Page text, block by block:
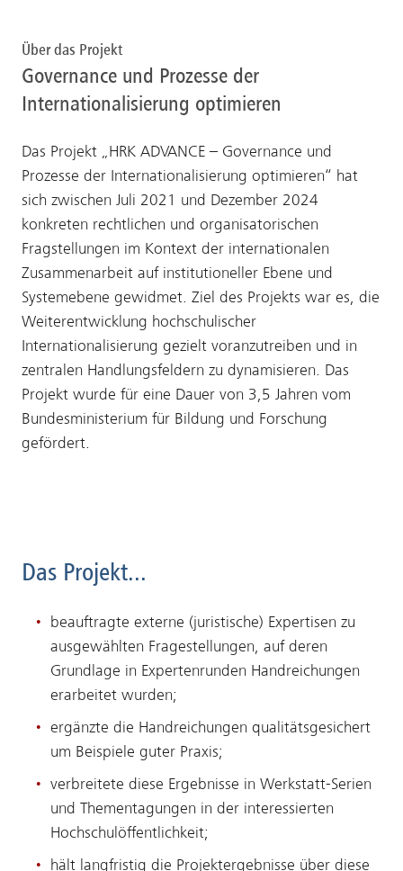
Über das Projekt
Governance und Prozesse der
Internationalisierung optimieren
Das Projekt „HRK ADVANCE – Governance und
Prozesse der Internationalisierung optimieren“ hat
sich zwischen Juli 2021 und Dezember 2024
konkreten rechtlichen und organisatorischen
Fragstellungen im Kontext der internationalen
Zusammenarbeit auf institutioneller Ebene und
Systemebene gewidmet. Ziel des Projekts war es, die
Weiterentwicklung hochschulischer
Internationalisierung gezielt voranzutreiben und in
zentralen Handlungsfeldern zu dynamisieren. Das
Projekt wurde für eine Dauer von 3,5 Jahren vom
Bundesministerium für Bildung und Forschung
gefördert.
Das Projekt...
beauftragte externe (juristische) Expertisen zu
ausgewählten Fragestellungen, auf deren
Grundlage in Expertenrunden Handreichungen
erarbeitet wurden;
ergänzte die Handreichungen qualitätsgesichert
um Beispiele guter Praxis;
verbreitete diese Ergebnisse in Werkstatt-Serien
und Thementagungen in der interessierten
Hochschulöffentlichkeit;
hält langfristig die Projektergebnisse über diese